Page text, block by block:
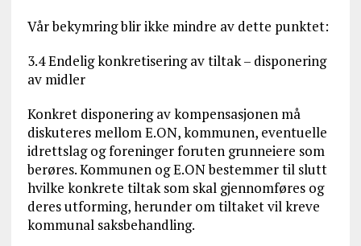
Vår bekymring blir ikke mindre av dette punktet:
3.4 Endelig konkretisering av tiltak – disponering
av midler
Konkret disponering av kompensasjonen må
diskuteres mellom E.ON, kommunen, eventuelle
idrettslag og foreninger foruten grunneiere som
berøres. Kommunen og E.ON bestemmer til slutt
hvilke konkrete tiltak som skal gjennomføres og
deres utforming, herunder om tiltaket vil kreve
kommunal saksbehandling.